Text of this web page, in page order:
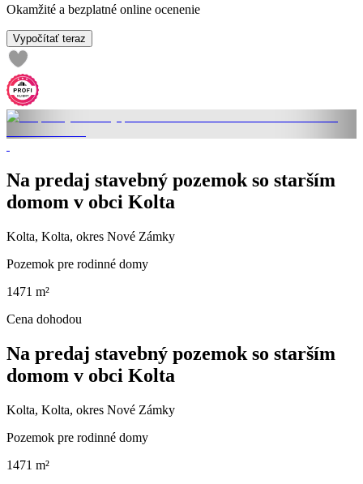
Okamžité a bezplatné online ocenenie
Vypočítať teraz
Na predaj stavebný pozemok so starším
domom v obci Kolta
Kolta, Kolta, okres Nové Zámky
Pozemok pre rodinné domy
1471 m²
Cena dohodou
Na predaj stavebný pozemok so starším
domom v obci Kolta
Kolta, Kolta, okres Nové Zámky
Pozemok pre rodinné domy
1471 m²